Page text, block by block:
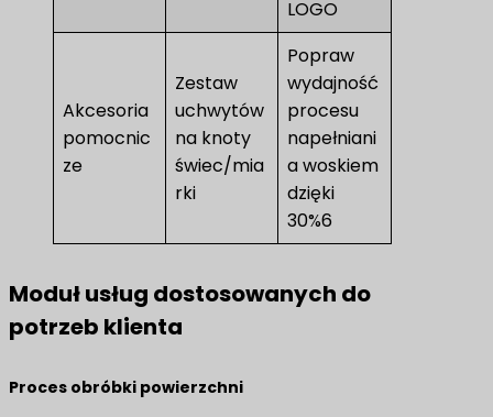
LOGO
Akcesoria
pomocnic
ze
Zestaw
uchwytów
na knoty
świec/mia
rki
Popraw
wydajność
procesu
napełniani
a woskiem
dzięki
30%6
Moduł usług dostosowanych do
potrzeb klienta
Proces obróbki powierzchni